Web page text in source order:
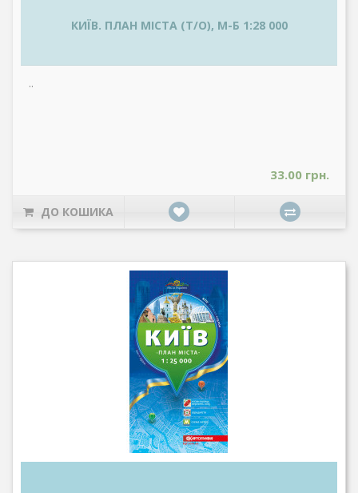
КИЇВ. ПЛАН МІСТА (Т/О), М-Б 1:28 000
..
33.00 грн.
ДО КОШИКА